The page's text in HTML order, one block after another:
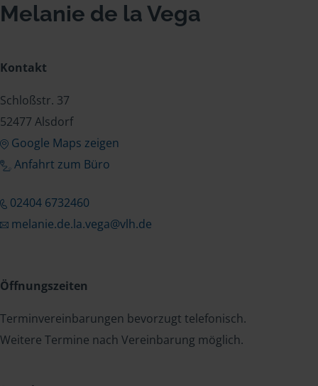
Melanie de la Vega
Kontakt
Schloßstr. 37
52477 Alsdorf
Google Maps zeigen
Anfahrt zum Büro
02404 6732460
melanie.de.la.vega@vlh.de
Öffnungszeiten
Terminvereinbarungen bevorzugt telefonisch.
Weitere Termine nach Vereinbarung möglich.